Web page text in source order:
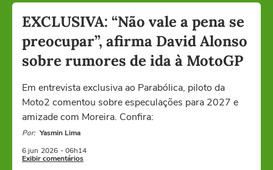
EXCLUSIVA: “Não vale a pena se
preocupar”, afirma David Alonso
sobre rumores de ida à MotoGP
Em entrevista exclusiva ao Parabólica, piloto da
Moto2 comentou sobre especulações para 2027 e
amizade com Moreira. Confira:
Por: Yasmin Lima
6 jun 2026 - 06h14
Exibir comentários